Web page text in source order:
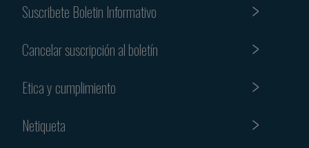
Suscribete Boletin Informativo
Cancelar suscripción al boletín
Etica y cumplimiento
Netiqueta